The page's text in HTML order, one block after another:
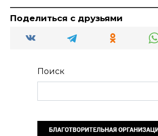
Поделиться с друзьями
Поиск